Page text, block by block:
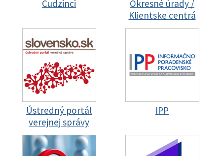
Cudzinci
Okresné úrady /
Klientske centrá
Ústredný portál
verejnej správy
IPP